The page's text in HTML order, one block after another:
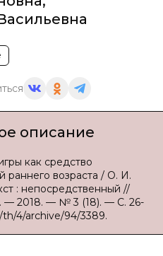
описание
как средство
раннего возраста / О. И.
: непосредственный //
— 2018. — № 3 (18). — С. 26-
4/archive/94/3389.